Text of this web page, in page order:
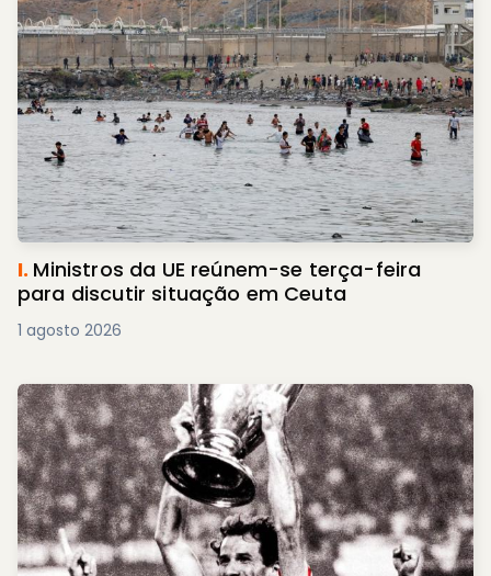
I. Ministros da UE reúnem-se terça-feira
para discutir situação em Ceuta
1 agosto 2026